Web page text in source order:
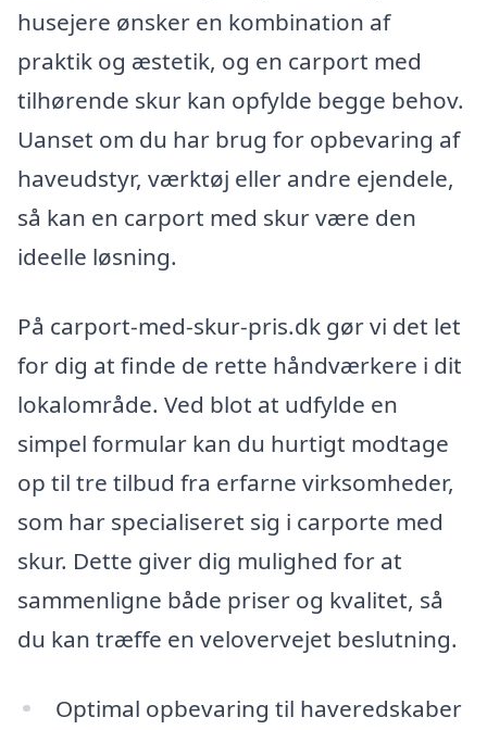
husejere ønsker en kombination af
praktik og æstetik, og en carport med
tilhørende skur kan opfylde begge behov.
Uanset om du har brug for opbevaring af
haveudstyr, værktøj eller andre ejendele,
så kan en carport med skur være den
ideelle løsning.
På carport-med-skur-pris.dk gør vi det let
for dig at finde de rette håndværkere i dit
lokalområde. Ved blot at udfylde en
simpel formular kan du hurtigt modtage
op til tre tilbud fra erfarne virksomheder,
som har specialiseret sig i carporte med
skur. Dette giver dig mulighed for at
sammenligne både priser og kvalitet, så
du kan træffe en velovervejet beslutning.
Optimal opbevaring til haveredskaber